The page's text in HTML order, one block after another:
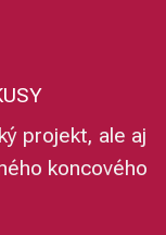
projekt, ale aj
koncového